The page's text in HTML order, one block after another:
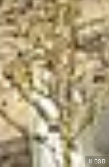
© BSB